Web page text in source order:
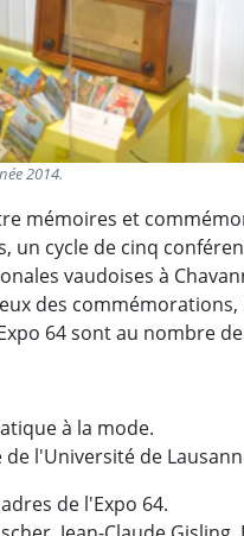
2014.
mémoires et
un cycle de cinq
vaudoises à
des
64 sont au nombre
à la mode.
l'Université de
de l'Expo 64.